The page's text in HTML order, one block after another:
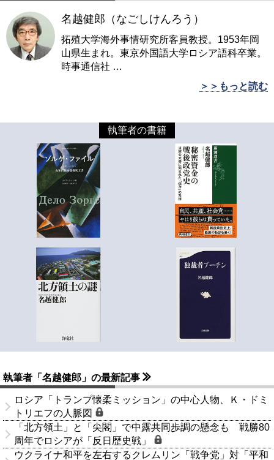
名越健郎（なごしけんろう）
拓殖大学海外事情研究所客員教授。1953年岡
山県生まれ。東京外国語大学ロシア語科卒業。
時事通信社 …
＞＞もっと読む
執筆者の書籍
執筆者「名越健郎」の最新記事
ロシア「トランプ懐柔ミッション」の中心人物、Ｋ・ドミ
トリエフの人脈図
「北方領土」と「尖閣」で中露共同歩調の懸念も 戦勝80
周年でロシアが「反日歴史戦」
ウクライナ和平を左右するクレムリン「戦争党」対「平和